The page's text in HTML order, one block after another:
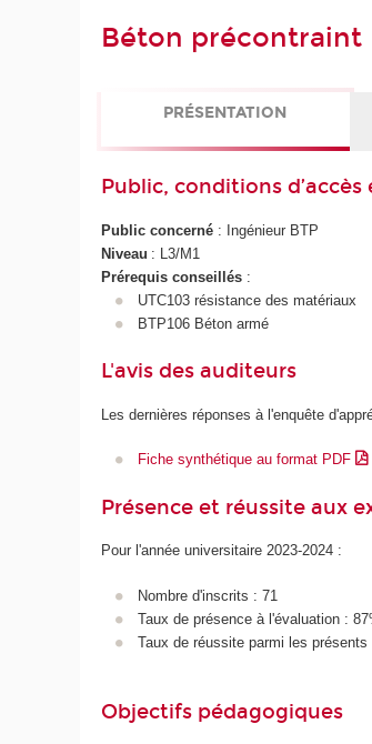
Béton précontraint
PRÉSENTATION
Public, conditions
Public concerné : Ingénieur BTP
Niveau : L3/M1
Prérequis conseillés :
UTC103 résistance des matériaux
BTP106 Béton armé
L'avis des auditeurs
Les dernières réponses à l'enquête
Fiche synthétique au format PDF
Présence et réussite aux
Pour l'année universitaire 2023-2024 :
Nombre d'inscrits : 71
Taux de présence à l'évaluation :
Taux de réussite parmi les présents
Objectifs pédagogiques